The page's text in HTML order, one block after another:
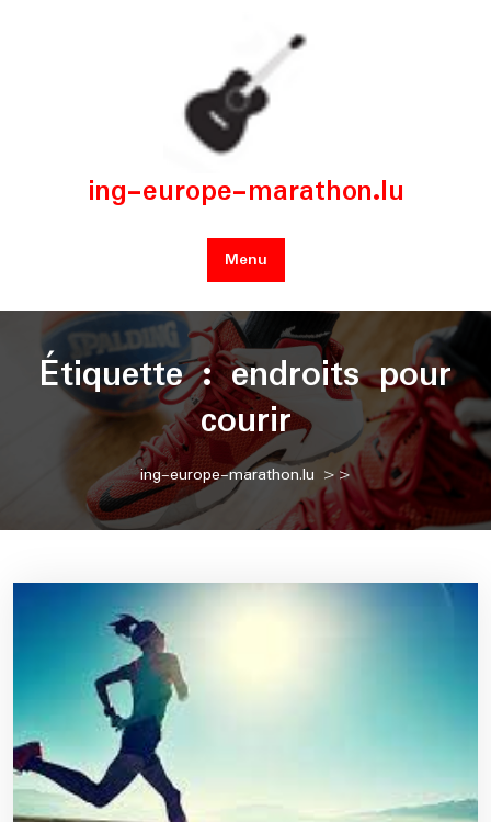
ing-europe-marathon.lu
Menu
Étiquette :endroits pour
courir
ing-europe-marathon.lu >>